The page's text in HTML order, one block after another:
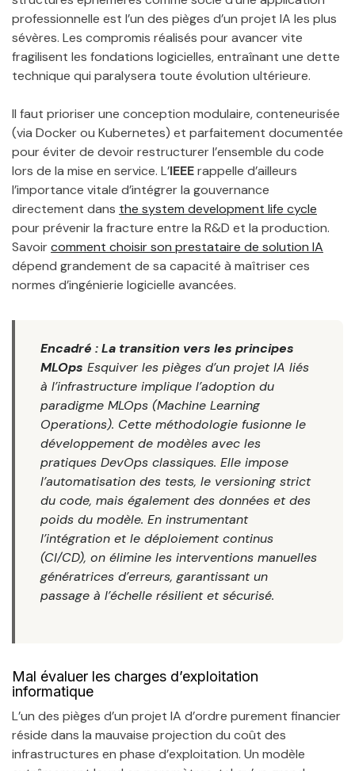
professionnelle est l’un des pièges d’un projet IA les plus
sévères. Les compromis réalisés pour avancer vite
fragilisent les fondations logicielles, entraînant une dette
technique qui paralysera toute évolution ultérieure.
Il faut prioriser une conception modulaire, conteneurisée
(via Docker ou Kubernetes) et parfaitement documentée
pour éviter de devoir restructurer l’ensemble du code
lors de la mise en service. L’IEEErappelle d’ailleurs
l’importance vitale d’intégrer la gouvernance
directement dans the system development life cycle
pour prévenir la fracture entre la R&D et la production.
Savoircomment choisir son prestataire de solution IA
dépend grandement de sa capacité à maîtriser ces
normes d’ingénierie logicielle avancées.
Encadré : La transition vers les principes
MLOps Esquiver les pièges d’un projet IA liés
à l’infrastructure implique l’adoption du
paradigme MLOps (Machine Learning
Operations). Cette méthodologie fusionne le
développement de modèles avec les
pratiques DevOps classiques. Elle impose
l’automatisation des tests, le versioning strict
du code, mais également des données et des
poids du modèle. En instrumentant
l’intégration et le déploiement continus
(CI/CD), on élimine les interventions manuelles
génératrices d’erreurs, garantissant un
passage à l’échelle résilient et sécurisé.
Mal évaluer les charges d’exploitation
informatique
L’un des pièges d’un projet IA d’ordre purement financier
réside dans la mauvaise projection du coût des
infrastructures en phase d’exploitation. Un modèle